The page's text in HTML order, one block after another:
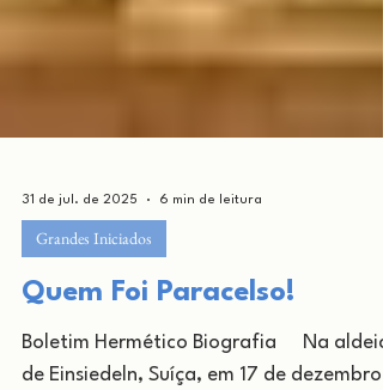
31 de jul. de 2025 6 min de leitura
Grandes Iniciados